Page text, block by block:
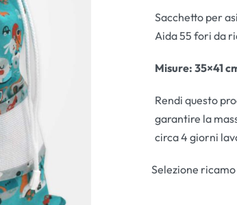
Sacchetto per
Aida 55 fori da
Misure: 35×41
Rendi questo
garantire la
circa 4 giorni
Selezione ricamo